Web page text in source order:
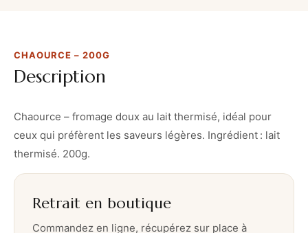
0
0
CHAOURCE – 200G
Description
Chaource – fromage doux au lait thermisé, idéal pour
ceux qui préfèrent les saveurs légères. Ingrédient : lait
thermisé. 200g.
Retrait en boutique
Commandez en ligne, récupérez sur place à